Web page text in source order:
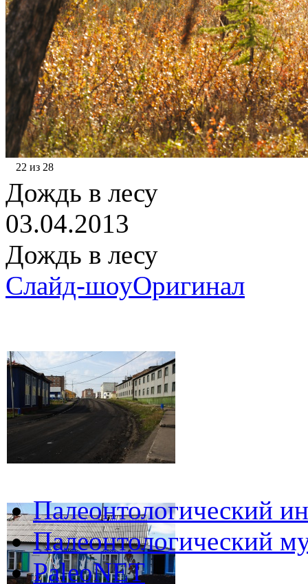
22 из 28
Дождь в лесу
03.04.2013
Дождь в лесу
Слайд-шоуОригинал
Палеонтологический
Палеонтологический
PaleoNET